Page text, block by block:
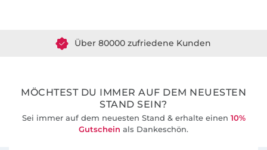
MÖCHTEST DU IMMER AUF DEM NEUESTEN
STAND SEIN?
Sei immer auf dem neuesten Stand & erhalte einen 10%
Gutschein als Dankeschön.